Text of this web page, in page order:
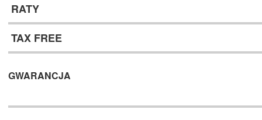
RATY
TAX FREE
GWARANCJA